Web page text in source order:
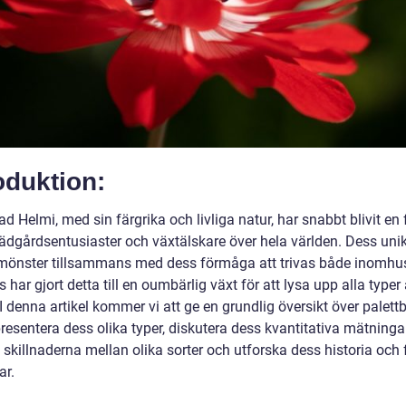
Helmi, med sin färgrika och livliga natur, har snabbt blivit en
och växtälskare över hela världen. Dess
tillsammans med dess förmåga att trivas både
har gjort detta till en oumbärlig växt för att lysa upp alla typer
denna artikel kommer vi att ge en grundlig översikt över
dess olika typer, diskutera dess kvantitativa
mellan olika sorter och utforska dess historia och